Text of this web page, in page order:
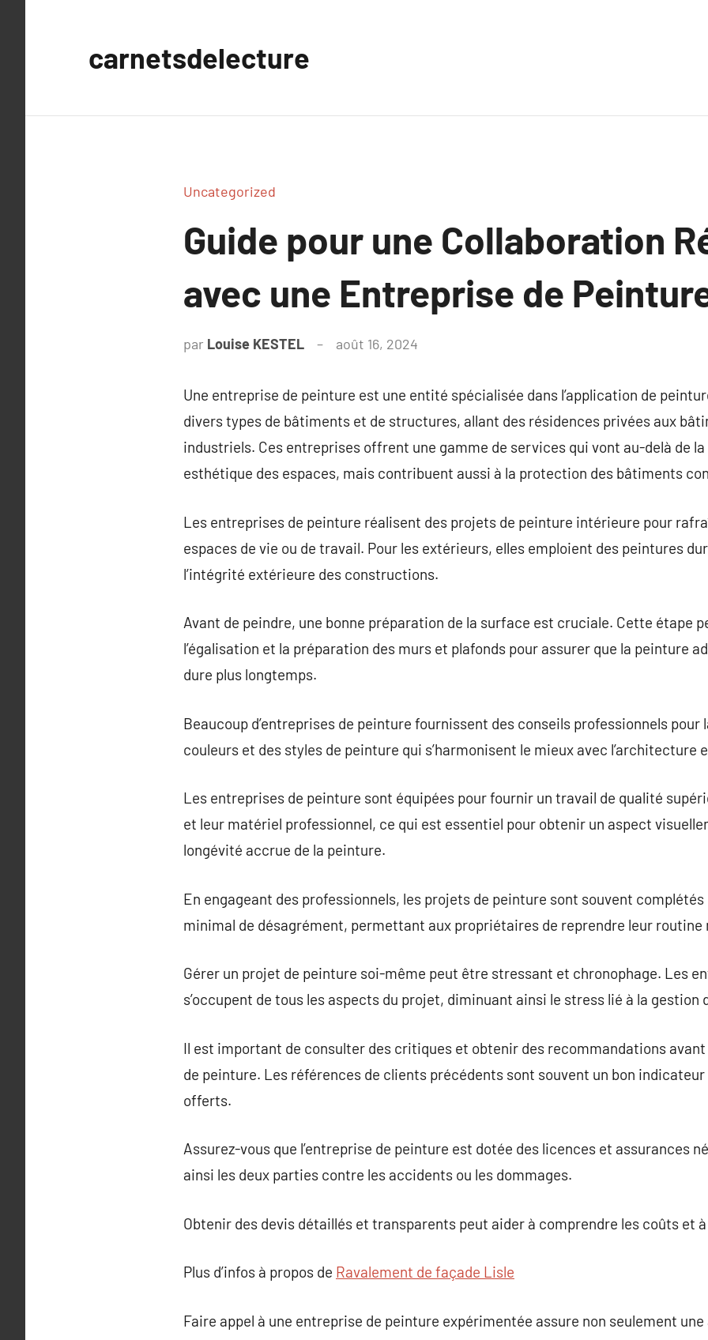
carnetsdelecture
Uncategorized
Guide pour une Collaboration
avec une Entreprise de
par Louise KESTEL août 16, 2024
Une entreprise de peinture est une entité spécialisée dans l’application de
divers types de bâtiments et de structures, allant des résidences privées aux
industriels. Ces entreprises offrent une gamme de services qui vont au-delà de
esthétique des espaces, mais contribuent aussi à la protection des bâtiments
Les entreprises de peinture réalisent des projets de peinture intérieure pour
espaces de vie ou de travail. Pour les extérieurs, elles emploient des peintures
l’intégrité extérieure des constructions.
Avant de peindre, une bonne préparation de la surface est cruciale. Cette étape
l’égalisation et la préparation des murs et plafonds pour assurer que la peinture
dure plus longtemps.
Beaucoup d’entreprises de peinture fournissent des conseils professionnels pour
couleurs et des styles de peinture qui s’harmonisent le mieux avec l’architecture
Les entreprises de peinture sont équipées pour fournir un travail de qualité
et leur matériel professionnel, ce qui est essentiel pour obtenir un aspect
longévité accrue de la peinture.
En engageant des professionnels, les projets de peinture sont souvent
minimal de désagrément, permettant aux propriétaires de reprendre leur routine
Gérer un projet de peinture soi-même peut être stressant et chronophage. Les
s’occupent de tous les aspects du projet, diminuant ainsi le stress lié à la gestion
Il est important de consulter des critiques et obtenir des recommandations
de peinture. Les références de clients précédents sont souvent un bon
offerts.
Assurez-vous que l’entreprise de peinture est dotée des licences et assurances
ainsi les deux parties contre les accidents ou les dommages.
Obtenir des devis détaillés et transparents peut aider à comprendre les coûts et
Plus d’infos à propos de Ravalement de façade Lisle
Faire appel à une entreprise de peinture expérimentée assure non seulement